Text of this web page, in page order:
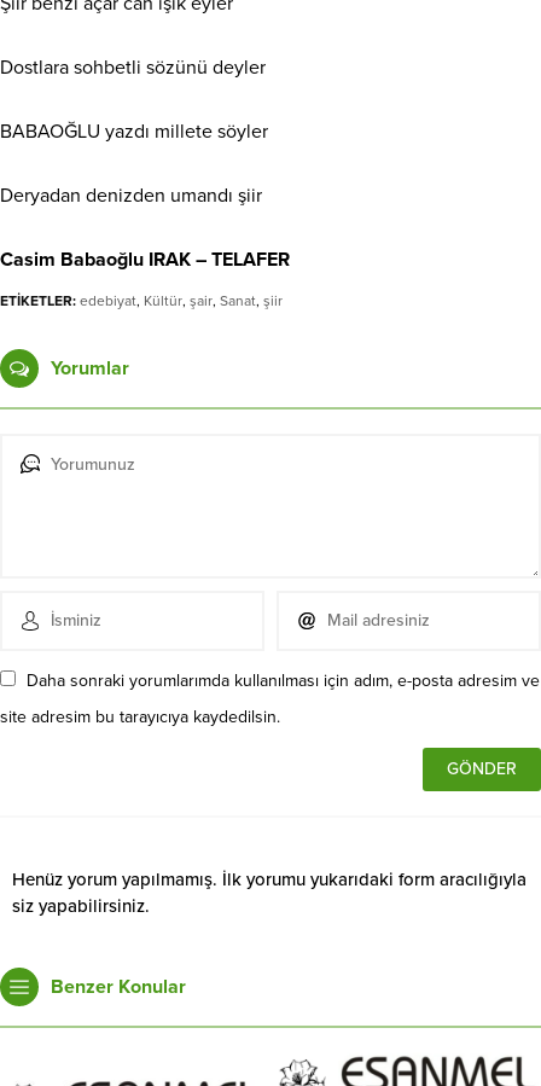
Dostlara sohbetli sözünü deyler
BABAOĞLU yazdı millete söyler
Deryadan denizden umandı şiir
Casim Babaoğlu IRAK – TELAFER
ETİKETLER: edebiyat, Kültür, şair, Sanat, şiir
Yorumlar
Daha sonraki yorumlarımda kullanılması için adım, e-posta adresim ve
site adresim bu tarayıcıya kaydedilsin.
Henüz yorum yapılmamış. İlk yorumu yukarıdaki form aracılığıyla
siz yapabilirsiniz.
Benzer Konular